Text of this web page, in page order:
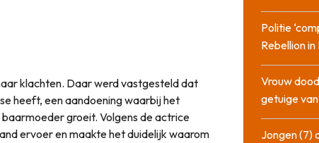
klachten. Daar werd vastgesteld dat
heeft, een aandoening waarbij het
groeit. Volgens de actrice
ervoer en maakte het duidelijk waarom
Politie
Rebellion
Vrouw
getuige
Jongen (7)